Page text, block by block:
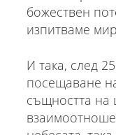
божествен
изпитваме
И така, след
посещаване
същността на